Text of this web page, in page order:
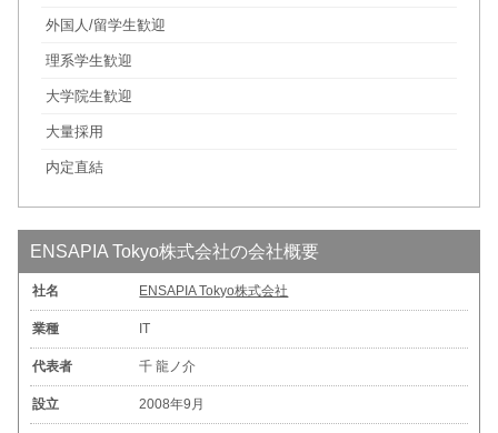
外国人/留学生歓迎
理系学生歓迎
大学院生歓迎
大量採用
内定直結
ENSAPIA Tokyo株式会社の会社概要
社名 ENSAPIA Tokyo株式会社
業種 IT
代表者 千 龍ノ介
設立 2008年9月